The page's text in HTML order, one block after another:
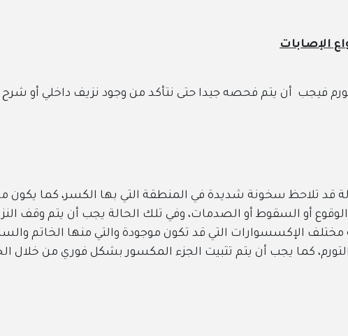
فحصه جيدا حتى نتأكد من وجود نزيف داخلي أو شرح في تلك
شديدة في المنطقة التي بها الكسر، كما يكون من المستحيل
أو الصدمات، وفي تلك الحالة يجب أن يتم وقف النزيف في حال
التي قد تكون موجودة والتي منها الخاتم والساعة، حيث قد
أن يتم تثبيت الجزء المكسور بشكل فوري من خلال الجبيرة، ويتم